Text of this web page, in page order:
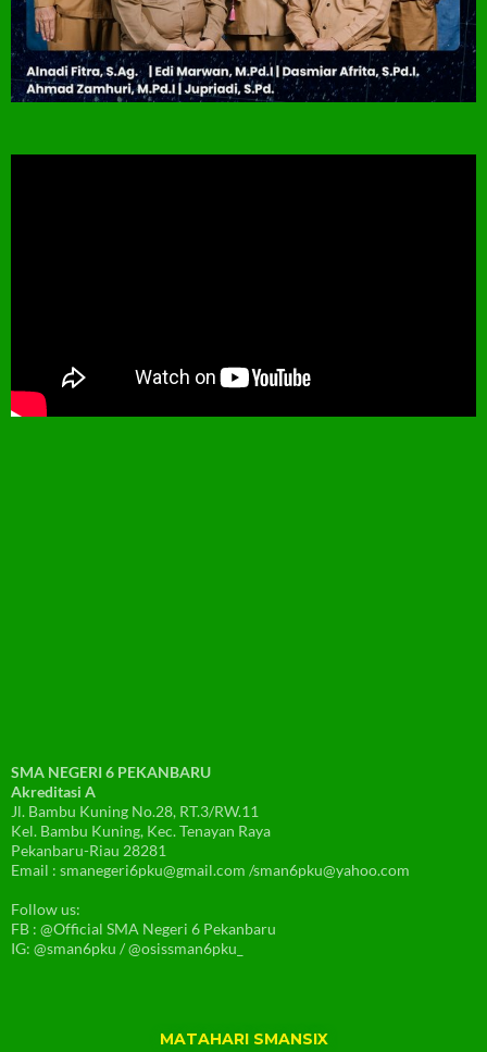
SMA NEGERI 6 PEKANBARU
Akreditasi A
Jl. Bambu Kuning No.28, RT.3/RW.11
Kel. Bambu Kuning, Kec. Tenayan Raya
Pekanbaru-Riau 28281
Email : smanegeri6pku@gmail.com /sman6pku@yahoo.com
Follow us:
FB : @Official SMA Negeri 6 Pekanbaru
IG: @sman6pku / @osissman6pku_
MATAHARI SMANSIX